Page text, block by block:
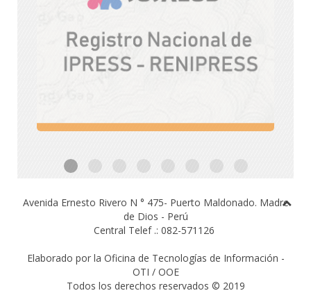
Avenida Ernesto Rivero N ° 475- Puerto Maldonado. Madre
de Dios - Perú
Central Telef .: 082-571126
Elaborado por la Oficina de Tecnologías de Información -
OTI / OOE
Todos los derechos reservados © 2019